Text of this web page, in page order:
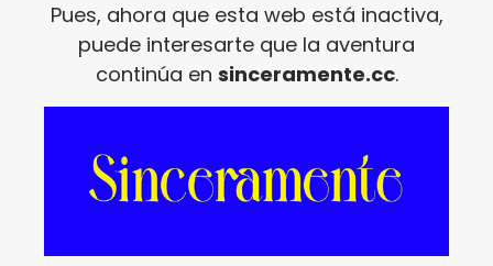
Empezó siendo nuestro colaborador
estrella en Galicia... Y ha acabado
por coordinar su propia facción de
FPM en el norte de la península. Es lo
hobby, sino una pasión: Jose escribe
a corazón abierto. ¿Cuántos
Pues, ahora que esta web está inactiva,
puede interesarte que la aventura
continúa en sinceramente.cc.